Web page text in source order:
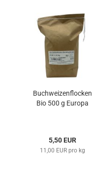
Buchweizenflocken
Bio 500 g Europa
5,50 EUR
11,00 EUR pro kg